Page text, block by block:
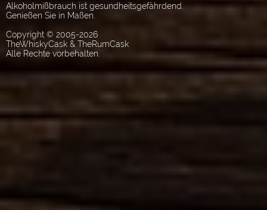
Alkoholmißbrauch ist gesundheitsgefährdend.
Genießen Sie in Maßen.
Copyright © 2005-2026
TheWhiskyCask & TheRumCask
Alle Rechte vorbehalten.